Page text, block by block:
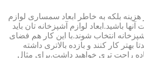
هزینه بلکه به خاطر ابعاد سمساری لوازم
باشید.ابعاد لوازم آشپزخانه تان باید
انتخاب شوند.با این کار هم فضای
بهتر کار کنند و بازده بالاتری داشته
راحت تری خواهید داشت.برای مثال